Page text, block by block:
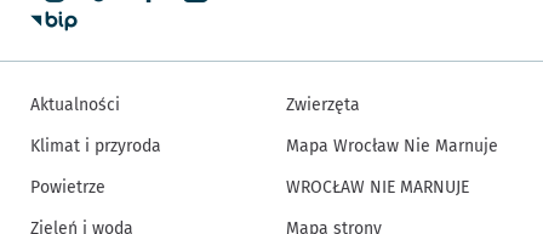
Aktualności
Klimat i przyroda
Powietrze
Zieleń i woda
Zwierzęta
Mapa Wrocław Nie Marnuje
WROCŁAW NIE MARNUJE
Mapa strony